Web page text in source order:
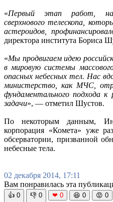
«Первый этап работ,
сверхнового телескопа,
астероидов,
директора института Бориса
«Мы продвигаем идею
в мировую системы
опасных небесных тел. Нас
министерство, как МЧС,
фундаментального подхода
задачи», — отметил Шустов.
По некоторым данным,
корпорация «Комета» уже
обсерватории, призванной
небесные тела.
02 декабря 2014, 17:11
Вам понравилась эта
👍 0 👎 0 ❤ 0 😆 0 😡 0